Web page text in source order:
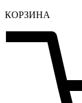
КОРЗИНА